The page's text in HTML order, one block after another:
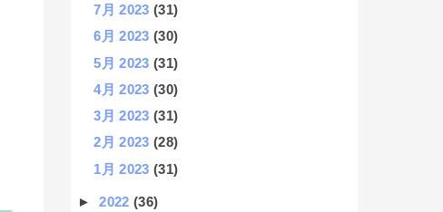
7月 2023(31)
6月 2023(30)
5月 2023(31)
4月 2023(30)
3月 2023(31)
2月 2023(28)
1月 2023(31)
►2022(36)